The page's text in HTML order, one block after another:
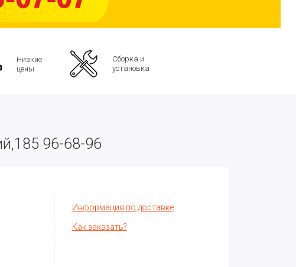
Низкие
цены
Сборка и
установка
96-68-96
Информация по доставке
Как заказать?